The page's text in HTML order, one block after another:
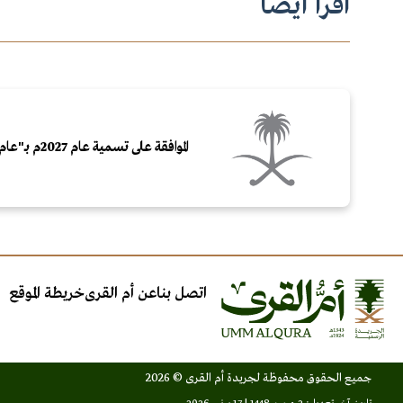
الموافقة على تسمية عام 2027م بـ"عام الماء"
اتصل بناعن أم القرىخريطة الموقع
جميع الحقوق محفوظة لجريدة أم القرى © 2026